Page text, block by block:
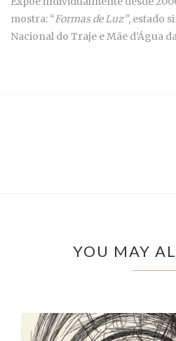
mostra: “Formas de Luz”, estado
Nacional do Traje e Mãe d’Água
YOU MAY